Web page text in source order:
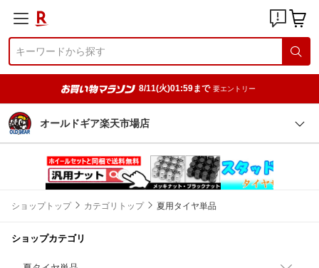
8/11(火)01:59まで 要エントリー
オールドギア楽天市場店
ショップトップ カテゴリトップ 夏用タイヤ単品
ショップカテゴリ